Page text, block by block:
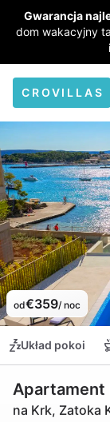
Gwarancja
dom wakacyjny
CROVILLAS
od€359/ noc
Układ pokoi
Apartament
na Krk, Zatoka